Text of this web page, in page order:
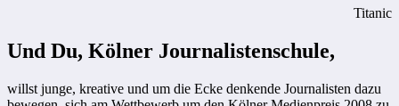
Titanic
Und Du, Kölner Journalistenschule,
willst junge, kreative und um die Ecke denkende Journalisten dazu